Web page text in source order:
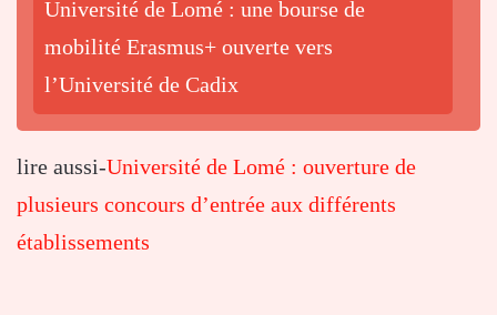
Université de Lomé : une bourse de
mobilité Erasmus+ ouverte vers
l’Université de Cadix
lire aussi-Université de Lomé : ouverture de
plusieurs concours d’entrée aux différents
établissements